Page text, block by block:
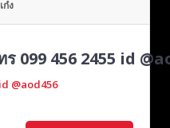
ก๋ง
099 456 2455 id
@aod456